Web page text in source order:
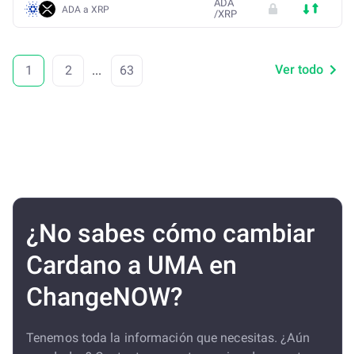
ADA a XRP
ADA
/XRP
1 2 ... 63 Ver todo
¿No sabes cómo cambiar
Cardano a UMA en
ChangeNOW?
Tenemos toda la información que necesitas. ¿Aún